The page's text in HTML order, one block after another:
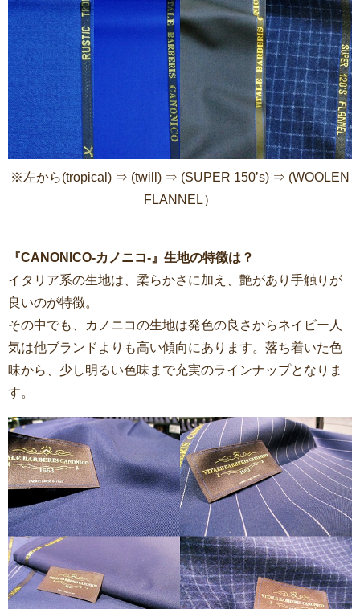
※左から(tropical) ⇒ (twill) ⇒ (SUPER 150’s) ⇒ (WOOLEN
FLANNEL）
『CANONICO-カノニコ-』生地の特徴は？
イタリア系の生地は、柔らかさに加え、艶があり手触りが
良いのが特徴。
その中でも、カノニコの生地は発色の良さからネイビー人
気は他ブランドよりも高い傾向にあります。落ち着いた色
味から、少し明るい色味まで充実のラインナップとなりま
す。